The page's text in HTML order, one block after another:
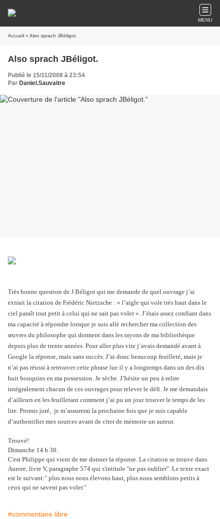
MENU
Accueil » Also sprach JBéligot.
Also sprach JBéligot.
Publié le 15/11/2008 à 23:54
Par Daniel.Sauvaitre
Très bonne question de J Béligot qui me demande de quel ouvrage j’ai
extrait la citation de Frédéric Nietzsche : « l’aigle qui vole très haut dans le
ciel paraît tout petit à celui qui ne sait pas voler ». J’étais assez confiant dans
ma capacité à répondre lorsque je suis allé rechercher ma collection des
œuvres du philosophe qui dorment dans les rayons de ma bibliothèque
depuis plus de trente années. Pour aller plus vite j’avais demandé avant à
Google la réponse, mais sans succès. J’ai donc beaucoup feuilleté, mais je
n’ai pas réussi à retrouver cette phrase lue il y a longtemps dans un des dix
huit bouquins en ma possession. Je sèche. J’hésite un peu à relire
intégralement chacun de ces ouvrages pour relever le défi. Je me demandais
d’ailleurs en les feuilletant comment j’ai pu un jour trouver le temps de les
lire. Promis juré, je m’assurerai la prochaine fois que je suis capable
d’authentifier mes sources avant de citer de mémoire un auteur.
Trouvé!
Dimanche 14 h 30.
C'est Philippe qui vient de me donner la réponse. La citation se trouve dans
Aurore, livre V, paragraphe 574 qui s'intitule "ne pas oublier". Le texte exact
est le suivant:" plus nous nous élevons haut, plus nous semblons petits à
ceux qui ne savent pas voler."
#commentaire libre